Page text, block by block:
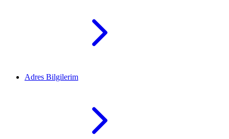
Adres Bilgilerim